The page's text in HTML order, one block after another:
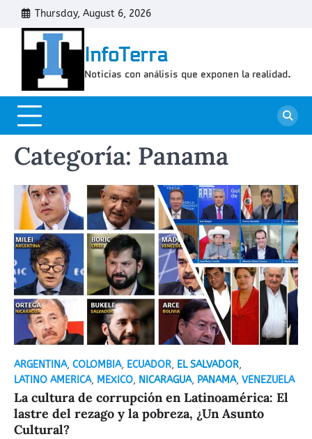
Skip
content
Thursday, August 6, 2026
InfoTerra
Noticias con análisis que exponen la realidad.
Categoría: Panama
ARGENTINA, COLOMBIA, ECUADOR, EL SALVADOR,
LATINO AMERICA, MEXICO, NICARAGUA, PANAMA, VENEZUELA
La cultura de corrupción en Latinoamérica: El
lastre del rezago y la pobreza, ¿Un Asunto
Cultural?